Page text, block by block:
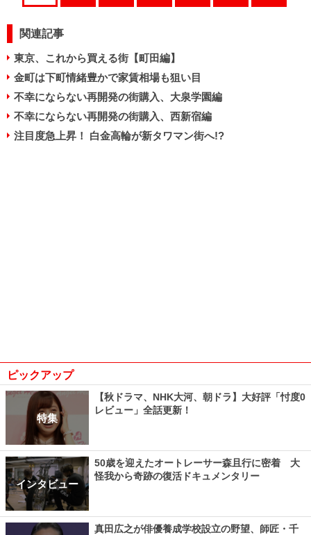
関連記事
東京、これから買える街【町田編】
金町は下町情緒豊かで家賃相場も狙い目
不幸にならない再開発の街購入、大泉学園編
不幸にならない再開発の街購入、西新宿編
注目度急上昇！ 白金高輪が新タワマン街へ!?
ピックアップ
特集
【秋ドラマ、NHK大河、朝ドラ】大好評「忖度0
レビュー」全話更新！
インタビュー
50歳を迎えたオートレーサー森且行に密着 大
怪我から奇跡の復活ドキュメンタリー
真田広之が俳優養成学校設立の野望、師匠・千